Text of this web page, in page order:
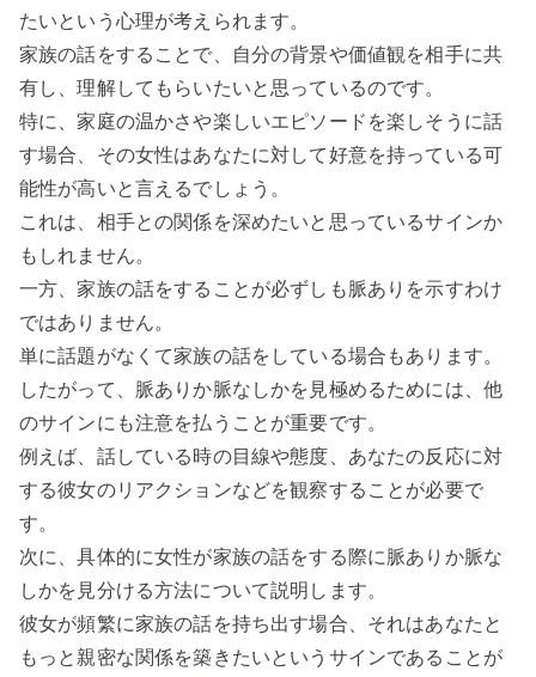
たいという心理が考えられます。
家族の話をすることで、自分の背景や価値観を相手に共
有し、理解してもらいたいと思っているのです。
特に、家庭の温かさや楽しいエピソードを楽しそうに話
す場合、その女性はあなたに対して好意を持っている可
能性が高いと言えるでしょう。
これは、相手との関係を深めたいと思っているサインか
もしれません。
一方、家族の話をすることが必ずしも脈ありを示すわけ
ではありません。
単に話題がなくて家族の話をしている場合もあります。
したがって、脈ありか脈なしかを見極めるためには、他
のサインにも注意を払うことが重要です。
例えば、話している時の目線や態度、あなたの反応に対
する彼女のリアクションなどを観察することが必要で
す。
次に、具体的に女性が家族の話をする際に脈ありか脈な
しかを見分ける方法について説明します。
彼女が頻繁に家族の話を持ち出す場合、それはあなたと
もっと親密な関係を築きたいというサインであることが